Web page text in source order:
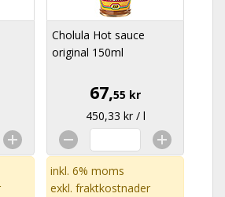
Cholula Hot sauce
original 150ml
67,55 kr
450,33 kr / l
inkl. 6% moms
exkl. fraktkostnader